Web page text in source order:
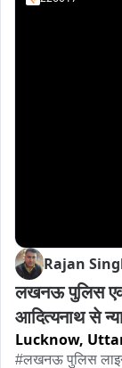
Rajan
लखनऊ पुलिस एक
आदित्यनाथ से
Lucknow,
#लखनऊ पुलिस